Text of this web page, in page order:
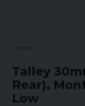
Talley
Rear),
Low